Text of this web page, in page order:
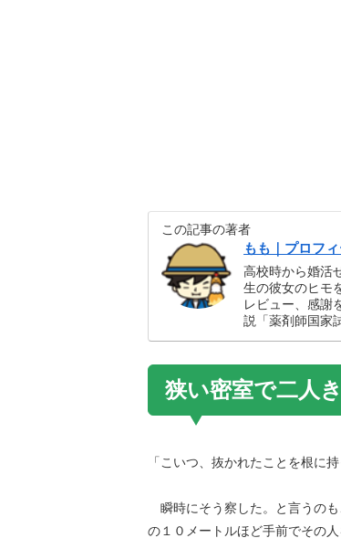
この記事の著者
もも｜プロフ
高校時から婚活
生の彼女のヒモ
レビュー、感謝
説「薬剤師国家
狭い密室で二人
「こいつ、抜かれたことを根に持
瞬時にそう察した。と言うの
の１０メートルほど手前でその